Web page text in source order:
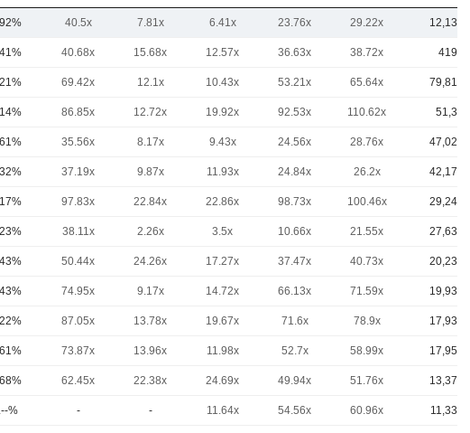
40.5x 7.81x 6.41x 23.76x 29.22x 12,13 Md
40.68x 15.68x 12.57x 36.63x 38.72x 419 Md
69.42x 12.1x 10.43x 53.21x 65.64x 79,81 Md
86.85x 12.72x 19.92x 92.53x 110.62x 51,3 Md
35.56x 8.17x 9.43x 24.56x 28.76x 47,02 Md
37.19x 9.87x 11.93x 24.84x 26.2x 42,17 Md
97.83x 22.84x 22.86x 98.73x 100.46x 29,24 Md
38.11x 2.26x 3.5x 10.66x 21.55x 27,63 Md
50.44x 24.26x 17.27x 37.47x 40.73x 20,23 Md
74.95x 9.17x 14.72x 66.13x 71.59x 19,93 Md
87.05x 13.78x 19.67x 71.6x 78.9x 17,93 Md
73.87x 13.96x 11.98x 52.7x 58.99x 17,95 Md
62.45x 22.38x 24.69x 49.94x 51.76x 13,37 Md
% - - 11.64x 54.56x 60.96x 11,33 Md